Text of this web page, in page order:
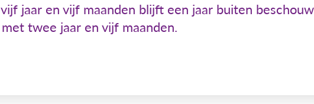
jaar en vijf maanden blijft een jaar buiten
twee jaar en vijf maanden.